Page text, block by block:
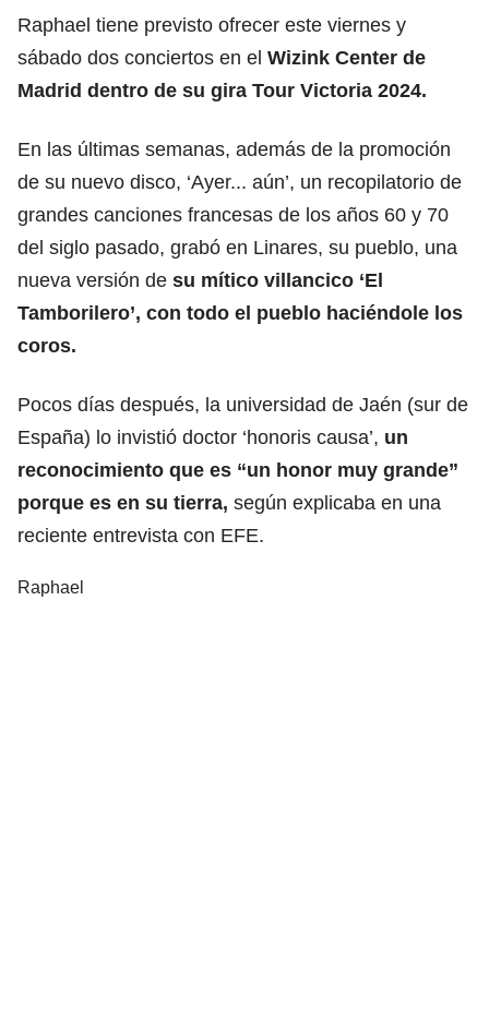
Raphael tiene previsto ofrecer este viernes y
sábado dos conciertos en el Wizink Center de
Madrid dentro de su gira Tour Victoria 2024.
En las últimas semanas, además de la promoción
de su nuevo disco, ‘Ayer... aún’, un recopilatorio de
grandes canciones francesas de los años 60 y 70
del siglo pasado, grabó en Linares, su pueblo, una
nueva versión de su mítico villancico ‘El
Tamborilero’, con todo el pueblo haciéndole los
coros.
Pocos días después, la universidad de Jaén (sur de
España) lo invistió doctor ‘honoris causa’, un
reconocimiento que es “un honor muy grande”
porque es en su tierra, según explicaba en una
reciente entrevista con EFE.
Raphael